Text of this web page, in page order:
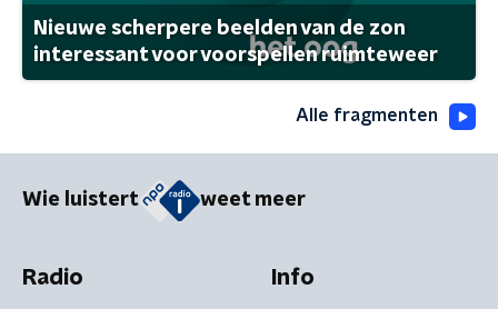
Nieuwe scherpere beelden van de zon
interessant voor voorspellen ruimteweer
Alle fragmenten
Wie luistert weet meer
Radio Info